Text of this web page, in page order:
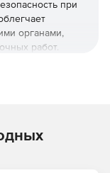
при
органами,
работ.